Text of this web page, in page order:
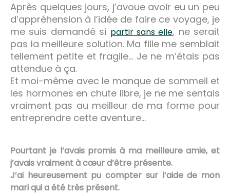
Après quelques jours, j’avoue avoir eu un peu
d’appréhension à l’idée de faire ce voyage, je
me suis demandé si partir sans elle, ne serait
pas la meilleure solution. Ma fille me semblait
tellement petite et fragile… Je ne m’étais pas
attendue à ça.
Et moi-même avec le manque de sommeil et
les hormones en chute libre, je ne me sentais
vraiment pas au meilleur de ma forme pour
entreprendre cette aventure…
Pourtant je l’avais promis à ma meilleure amie, et
j’avais vraiment à cœur d’être présente.
J’ai heureusement pu compter sur l’aide de mon
mari qui a été très présent.